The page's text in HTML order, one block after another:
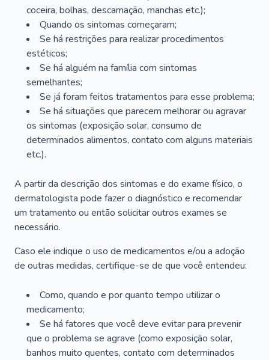
coceira, bolhas, descamação, manchas etc.);
Quando os sintomas começaram;
Se há restrições para realizar procedimentos
estéticos;
Se há alguém na família com sintomas
semelhantes;
Se já foram feitos tratamentos para esse problema;
Se há situações que parecem melhorar ou agravar
os sintomas (exposição solar, consumo de
determinados alimentos, contato com alguns materiais
etc.).
A partir da descrição dos sintomas e do exame físico, o
dermatologista pode fazer o diagnóstico e recomendar
um tratamento ou então solicitar outros exames se
necessário.
Caso ele indique o uso de medicamentos e/ou a adoção
de outras medidas, certifique-se de que você entendeu:
Como, quando e por quanto tempo utilizar o
medicamento;
Se há fatores que você deve evitar para prevenir
que o problema se agrave (como exposição solar,
banhos muito quentes, contato com determinados